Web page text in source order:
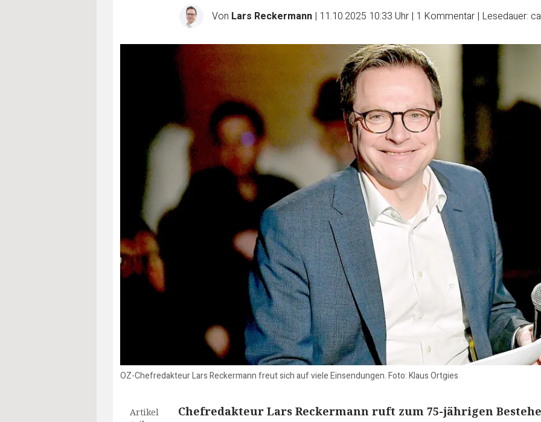
Von Lars Reckermann | 11.10.2025 10:33 Uhr | 1 Kommentar | Lesedauer:
OZ-Chefredakteur Lars Reckermann freut sich auf viele Einsendungen. Foto: Klaus Ortgies
Artikel
Chefredakteur Lars Reckermann ruft zum 75-jährigen